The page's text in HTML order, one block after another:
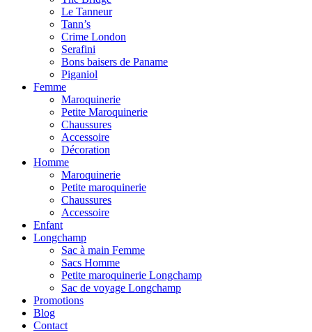
Le Tanneur
Tann’s
Crime London
Serafini
Bons baisers de Paname
Piganiol
Femme
Maroquinerie
Petite Maroquinerie
Chaussures
Accessoire
Décoration
Homme
Maroquinerie
Petite maroquinerie
Chaussures
Accessoire
Enfant
Longchamp
Sac à main Femme
Sacs Homme
Petite maroquinerie Longchamp
Sac de voyage Longchamp
Promotions
Blog
Contact